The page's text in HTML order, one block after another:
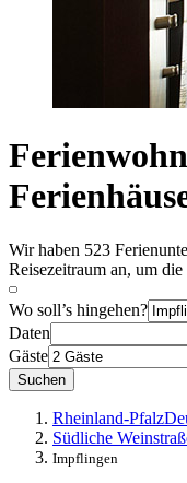
Wir haben 523
Reisezeitraum an, um
Wo soll’s hingehen?
Daten
Gäste
Suchen
Rheinland-Pfalz
Südliche
Impflingen